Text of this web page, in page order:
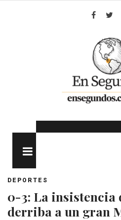
DEPORTES
0-3: La insistencia
derriba a un gran